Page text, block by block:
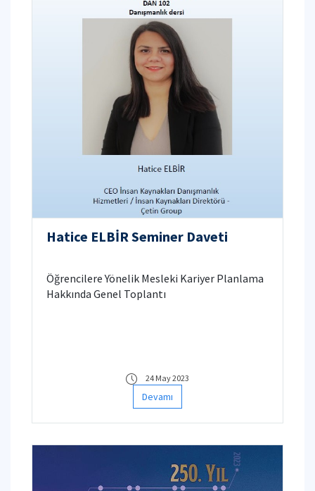
Hatice ELBİR Seminer Daveti
Öğrencilere Yönelik Mesleki Kariyer Planlama
Hakkında Genel Toplantı
24 May 2023
Devamı